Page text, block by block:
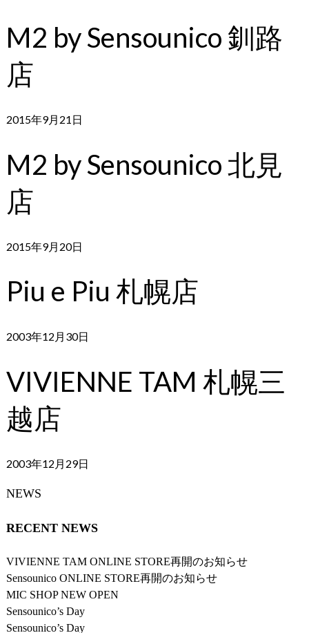
M2 by Sensounico 釧路
店
2015年9月21日
M2 by Sensounico 北見
店
2015年9月20日
Piu e Piu 札幌店
2003年12月30日
VIVIENNE TAM 札幌三
越店
2003年12月29日
NEWS
RECENT NEWS
VIVIENNE TAM ONLINE STORE再開のお知らせ
Sensounico ONLINE STORE再開のお知らせ
MIC SHOP NEW OPEN
Sensounico’s Day
Sensounico’s Day